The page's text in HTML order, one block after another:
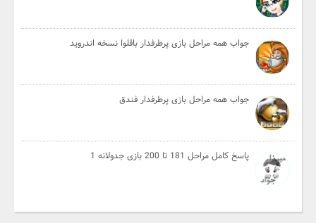
جواب همه مراحل بازی پرطرفدار باقلوا نسخه اندروید
جواب همه مراحل بازی پرطرفدار فندق
پاسخ کامل مراحل 181 تا 200 بازی جدولانه 1